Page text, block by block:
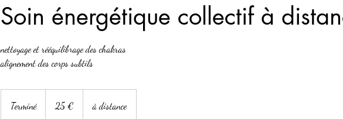
Soin énergétique collectif à
nettoyage et rééquilibrage des chakras
alignement des corps subtils
TerminéT
25 € à distance